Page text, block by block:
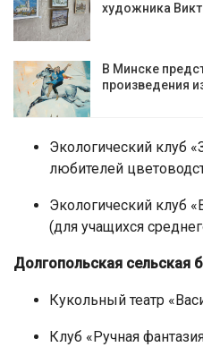
художника
В Минске
произведения
Экологический клуб
любителей
Экологический клуб
(для учащихся
Долгопольская сельская
Кукольный театр
Клуб «Ручная